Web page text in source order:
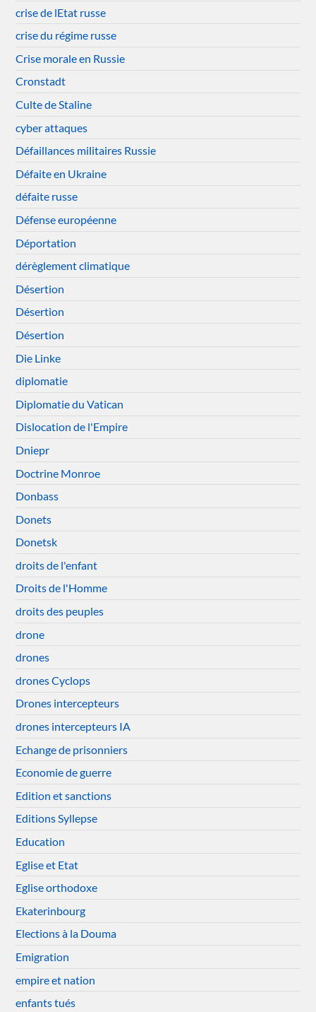
crise de lEtat russe
crise du régime russe
Crise morale en Russie
Cronstadt
Culte de Staline
cyber attaques
Défaillances militaires Russie
Défaite en Ukraine
défaite russe
Défense européenne
Déportation
dérèglement climatique
Désertion
Désertion
Désertion
Die Linke
diplomatie
Diplomatie du Vatican
Dislocation de l'Empire
Dniepr
Doctrine Monroe
Donbass
Donets
Donetsk
droits de l'enfant
Droits de l'Homme
droits des peuples
drone
drones
drones Cyclops
Drones intercepteurs
drones intercepteurs IA
Echange de prisonniers
Economie de guerre
Edition et sanctions
Editions Syllepse
Education
Eglise et Etat
Eglise orthodoxe
Ekaterinbourg
Elections à la Douma
Emigration
empire et nation
enfants tués